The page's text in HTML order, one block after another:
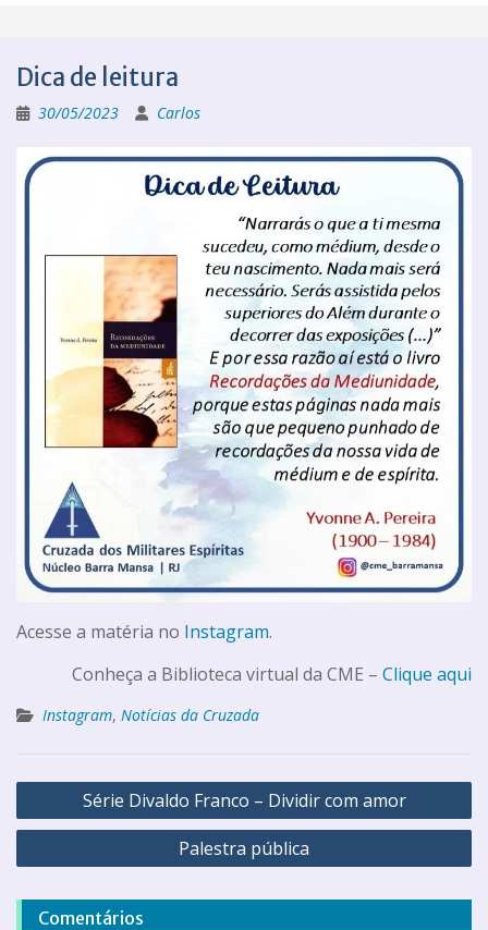
Dica de leitura
30/05/2023 Carlos
Acesse a matéria no Instagram.
Conheça a Biblioteca virtual da CME – Clique aqui
Instagram, Notícias da Cruzada
Série Divaldo Franco – Dividir com amor
Palestra pública
Comentários